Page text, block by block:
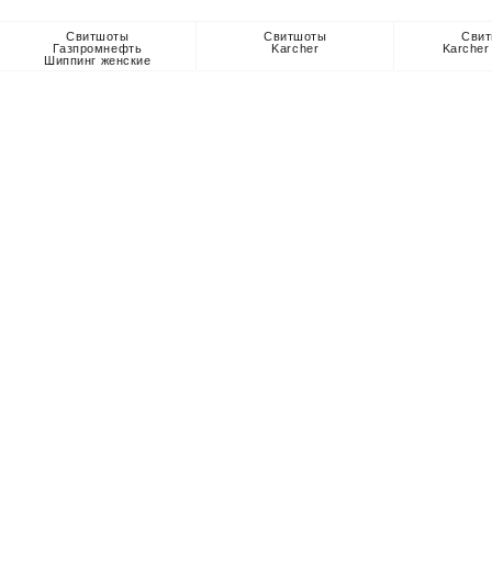
Свитшоты
Газпромнефть
Шиппинг женские
Свитшоты
Karcher